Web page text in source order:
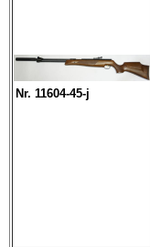
Nr. 11604-45-j